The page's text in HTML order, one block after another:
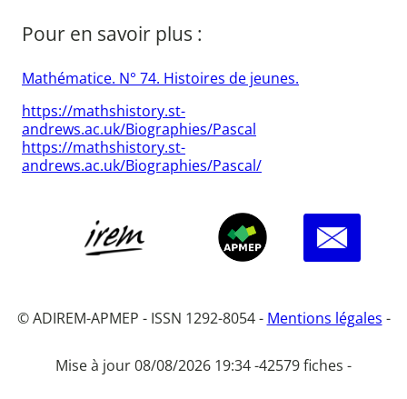
Pour en savoir plus :
Mathématice. N° 74. Histoires de jeunes.
https://mathshistory.st-
andrews.ac.uk/Biographies/Pascal
https://mathshistory.st-
andrews.ac.uk/Biographies/Pascal/
© ADIREM-APMEP - ISSN 1292-8054 - Mentions légales -
Mise à jour 08/08/2026 19:34 -42579 fiches -